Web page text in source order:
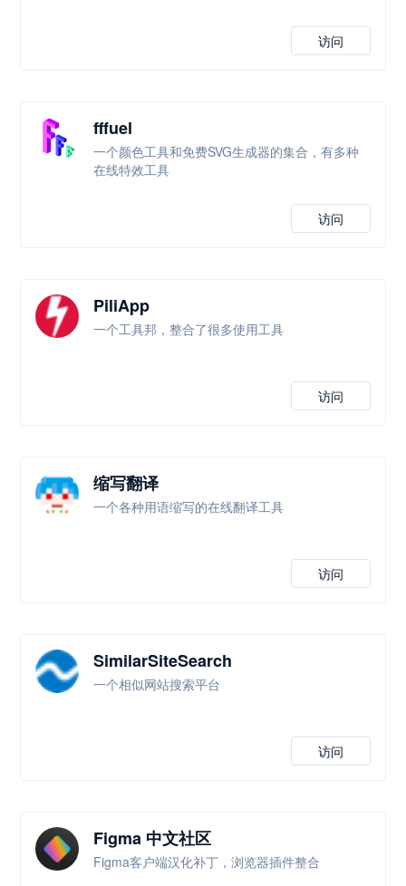
访问
fffuel
一个颜色工具和免费SVG生成器的集合，有多种
在线特效工具
访问
PiliApp
一个工具邦，整合了很多使用工具
访问
缩写翻译
一个各种用语缩写的在线翻译工具
访问
SimilarSiteSearch
一个相似网站搜索平台
访问
Figma 中文社区
Figma客户端汉化补丁，浏览器插件整合